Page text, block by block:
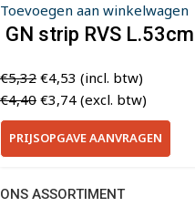
ONS ASSORTIMENT
Toevoegen aan winkelwagen
GN strip RVS L.53cm
€5,32 €4,53 (incl. btw)
€4,40 €3,74 (excl. btw)
PRIJSOPGAVE AANVRAGEN